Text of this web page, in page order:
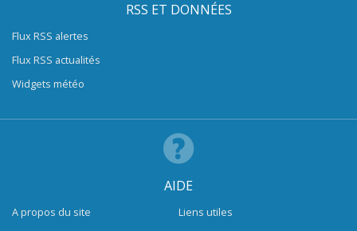
RSS ET DONNÉES
Flux RSS alertes
Flux RSS actualités
Widgets météo
AIDE
A propos du site
Liens utiles